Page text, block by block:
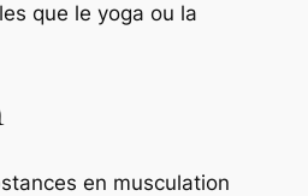
que le yoga ou la
en musculation